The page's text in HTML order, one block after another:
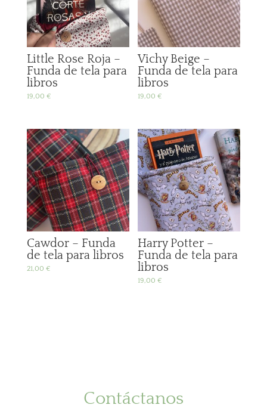
Little Rose Roja –
Funda de tela para
libros
19,00 €
Vichy Beige –
Funda de tela para
libros
19,00€
Cawdor – Funda
de tela para libros
21,00 €
Harry Potter –
Funda de tela para
libros
19,00€
Contáctanos